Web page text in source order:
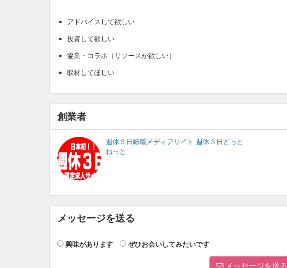
アドバイスして欲しい
投資して欲しい
協業・コラボ（リソースが欲しい）
取材してほしい
創業者
週休３日転職メディアサイト 週休３日どっと
ねっと
メッセージを送る
興味があります ぜひお会いしてみたいです
メッセージを送る